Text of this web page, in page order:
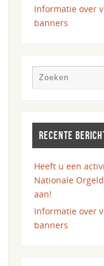
Informatie over
banners
RECENTE
Heeft u een
Nationale
aan!
Informatie over
banners